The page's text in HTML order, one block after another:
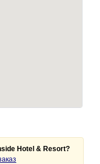
Hotel & Resort?